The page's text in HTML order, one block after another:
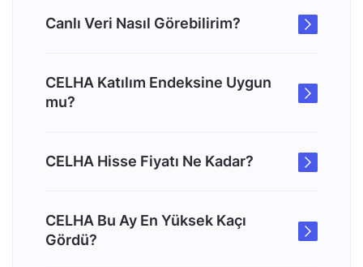
Canlı Veri Nasıl Görebilirim?
CELHA Katılım Endeksine Uygun
mu?
CELHA Hisse Fiyatı Ne Kadar?
CELHA Bu Ay En Yüksek Kaçı
Gördü?